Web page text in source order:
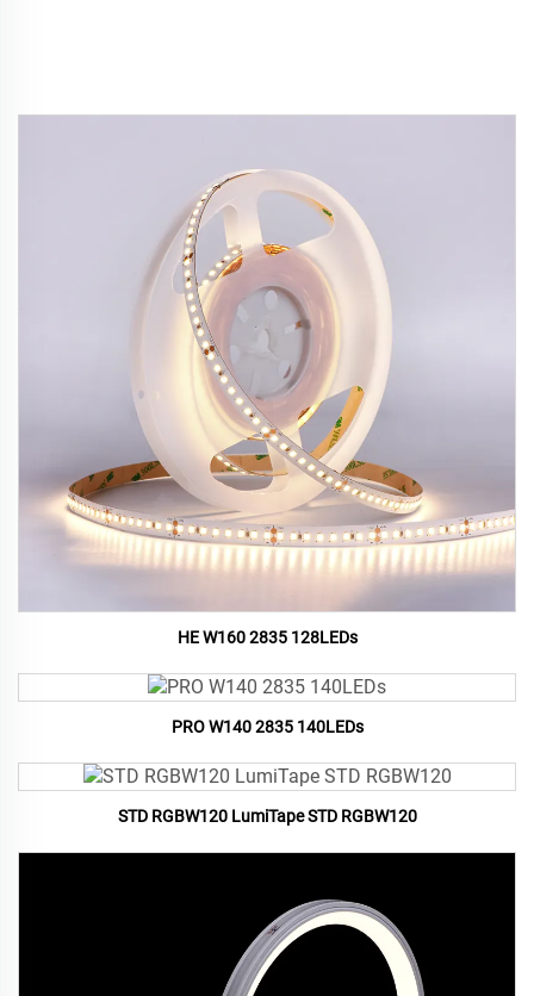
HE W160 2835 128LEDs
PRO W140 2835 140LEDs
STD RGBW120 LumiTape STD RGBW120